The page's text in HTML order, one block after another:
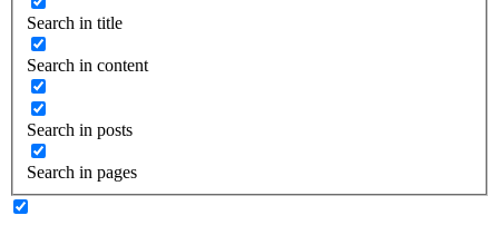
Search in title
Search in content
Search in posts
Search in pages